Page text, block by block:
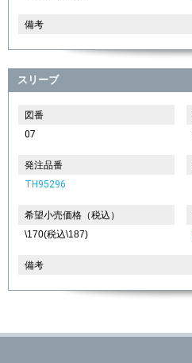
備考
スリーブ
図番
07
発注品番
TH95296
希望小売価格（税込）
\170(税込\187)
備考